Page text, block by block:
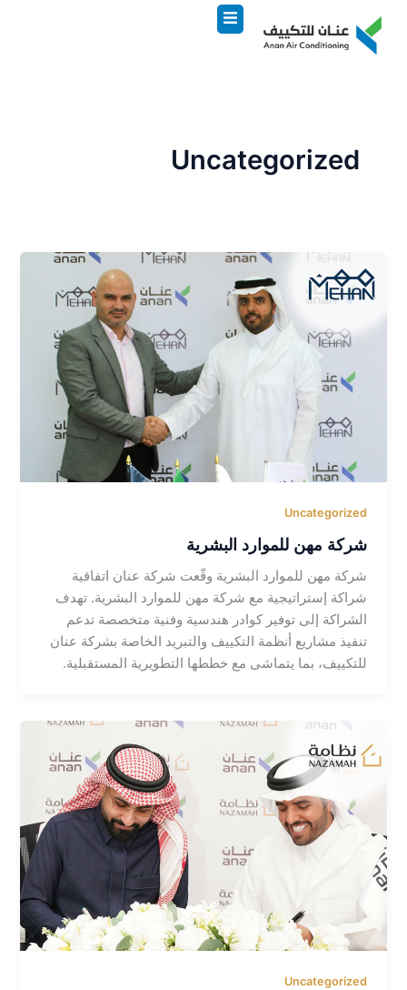
المحتوى
Uncategorized
Uncategorized
شركة مهن للموارد البشرية
شركة مهن للموارد البشرية وقّعت شركة عنان اتفاقية
شراكة إستراتيجية مع شركة مهن للموارد البشرية. تهدف
الشراكة إلى توفير كوادر هندسية وفنية متخصصة تدعم
تنفيذ مشاريع أنظمة التكييف والتبريد الخاصة بشركة عنان
للتكييف، بما يتماشى مع خططها التطويرية المستقبلية.
Uncategorized